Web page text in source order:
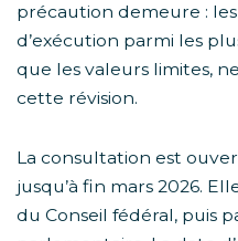
précaution demeure :
d’exécution parmi les
que les valeurs limites,
cette révision.
La consultation est
jusqu’à fin mars 2026.
du Conseil fédéral, puis